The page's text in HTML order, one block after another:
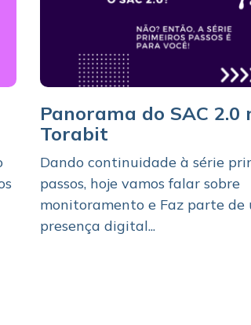
Panorama do SAC 2.0
Torabit
Dando continuidade à série
passos, hoje vamos falar sobre
monitoramento e Faz parte de
presença digital...